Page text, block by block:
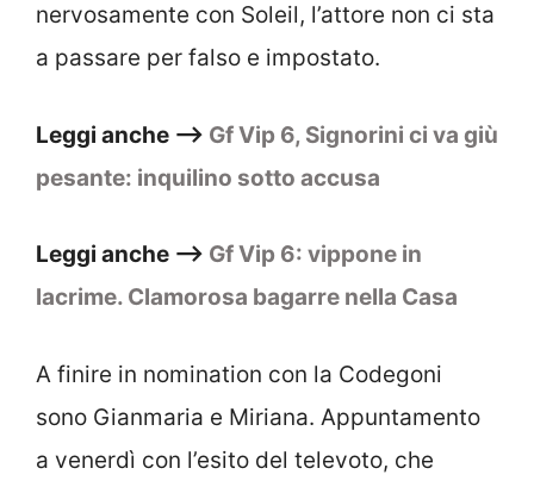
nervosamente con Soleil, l’attore non ci sta
a passare per falso e impostato.
Leggi anche –> Gf Vip 6, Signorini ci va giù
pesante: inquilino sotto accusa
Leggi anche –> Gf Vip 6: vippone in
lacrime. Clamorosa bagarre nella Casa
A finire in nomination con la Codegoni
sono Gianmaria e Miriana. Appuntamento
a venerdì con l’esito del televoto, che